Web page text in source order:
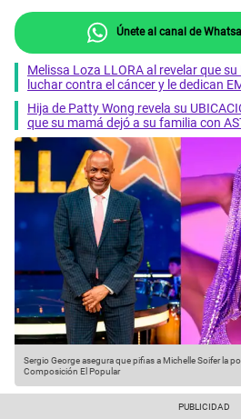
Únete al canal de
Melissa Loza LLORA al revelar que
luchar contra el cáncer y le dedican
Hija de Patty Wong revela su
que su mamá dejó a su familia con
Sergio George asegura que pifias a Michelle Soifer la
Composición El Popular